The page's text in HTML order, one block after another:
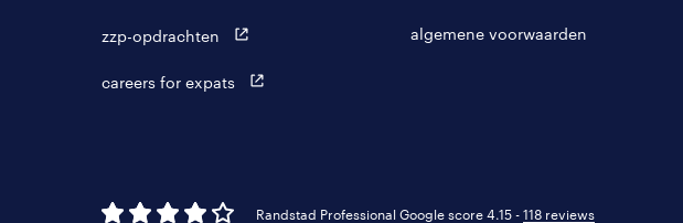
zzp-opdrachten
careers for expats
algemene voorwaarden
Randstad Professional Google score 4.15 - 118 reviews